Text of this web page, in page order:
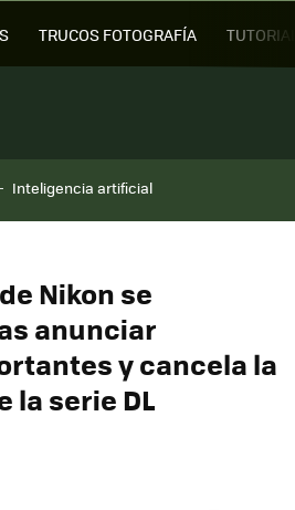
TRUCOS FOTOGRAFÍA
Inteligencia artificial
Nikon se
anunciar
y cancela la
la serie DL